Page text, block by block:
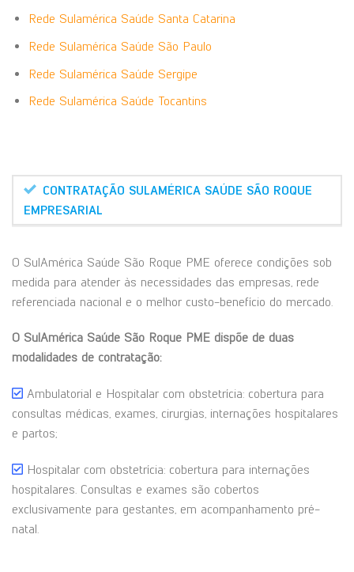
Rede Sulamérica Saúde Santa Catarina
Rede Sulamérica Saúde São Paulo
Rede Sulamérica Saúde Sergipe
Rede Sulamérica Saúde Tocantins
CONTRATAÇÃO SULAMÉRICA SAÚDE SÃO ROQUE
EMPRESARIAL
O SulAmérica Saúde São Roque PME oferece condições sob
medida para atender às necessidades das empresas, rede
referenciada nacional e o melhor custo-benefício do mercado.
O SulAmérica Saúde São Roque PME dispõe de duas
modalidades de contratação:
Ambulatorial e Hospitalar com obstetrícia: cobertura para
consultas médicas, exames, cirurgias, internações hospitalares
e partos;
Hospitalar com obstetrícia: cobertura para internações
hospitalares. Consultas e exames são cobertos
exclusivamente para gestantes, em acompanhamento pré-
natal.